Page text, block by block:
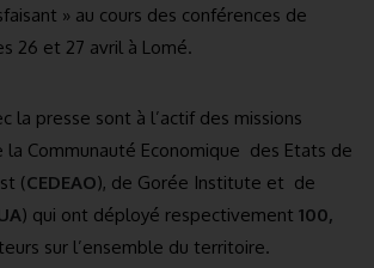
» au cours des conférences de
26 et 27 avril à Lomé.
la presse sont à l’actif des missions
la Communauté Economique des Etats de
(CEDEAO), de Gorée Institute et de
) qui ont déployé respectivement 100,
sur l’ensemble du territoire.